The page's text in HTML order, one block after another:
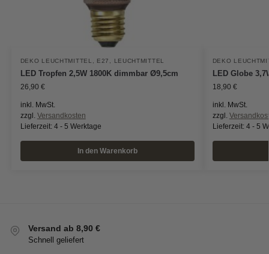
DEKO LEUCHTMITTEL E27 LEUCHTMITTEL
LED Tropfen 2,5W 1800K dimmbar Ø9,5cm
26,90 €
inkl. MwSt.
zzgl. Versandkosten
Lieferzeit: 4 - 5 Werktage
In den Warenkorb
DEKO
LED Globe
18,90 €
inkl. MwSt.
zzgl.
Lieferzeit: 4 - 5
Versand ab 8,90 €
Schnell geliefert